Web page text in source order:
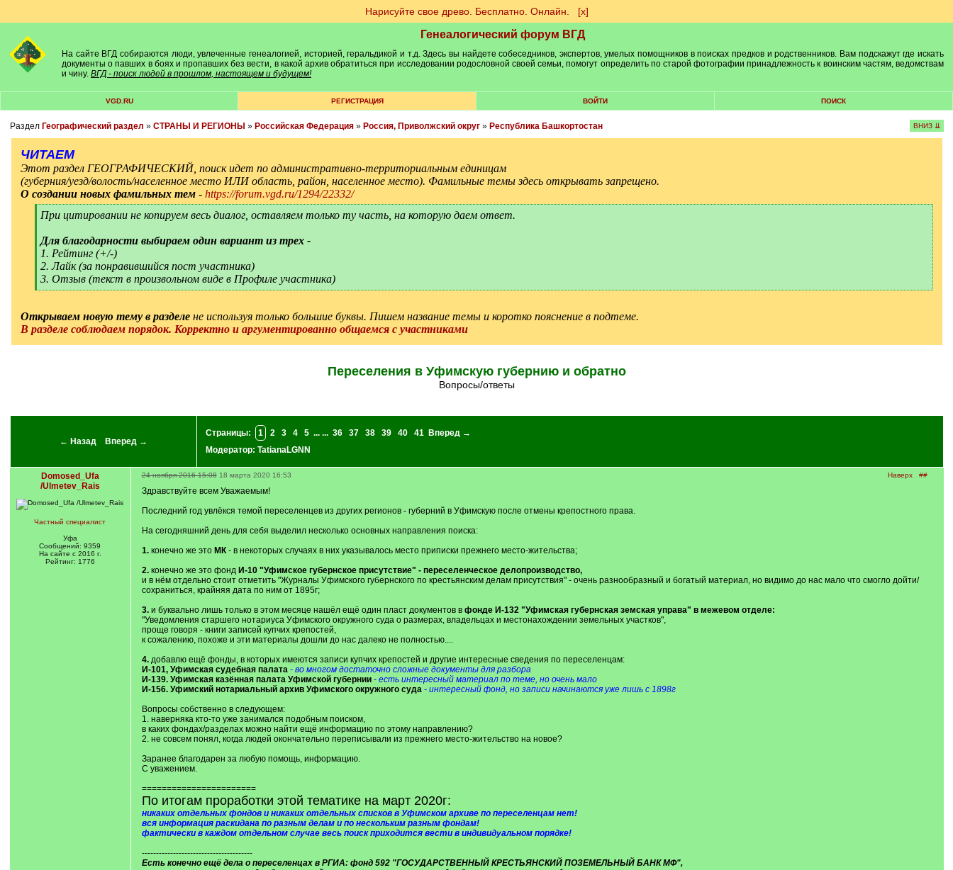
Нарисуйте свое древо. Бесплатно. Онлайн. [х]
Генеалогический форум ВГД
На сайте ВГД собираются люди, увлеченные генеалогией, историей, геральдикой и т.д. Здесь вы найдете собеседников, экспертов, умелых помощников в поисках предков и родственников. Вам подскажут где искать
документы о павших в боях и пропавших без вести, в какой архив обратиться при исследовании родословной своей семьи, помогут определить по старой фотографии принадлежность к воинским частям, ведомствам
и чину. ВГД - поиск людей в прошлом, настоящем и будущем!
VGD.RU РЕГИСТРАЦИЯ ВОЙТИ ПОИСК
Раздел Географический раздел » СТРАНЫ И РЕГИОНЫ » Российская Федерация» Россия, Приволжский округ» Республика Башкортостан ВНИЗ ⇊
ЧИТАЕМ
Этот раздел ГЕОГРАФИЧЕСКИЙ, поиск идет по административно-территориальным единицам
(губерния/уезд/волость/населенное место ИЛИ область, район, населенное место). Фамильные темы здесь открывать запрещено.
О создании новых фамильных тем- https://forum.vgd.ru/1294/22332/
[
qПри цитировании не копируем весь диалог, оставляем только ту часть, на которую даем ответ.
Для благодарности выбираем один вариант из трех -
1. Рейтинг (+/-)
2. Лайк (за понравившийся пост участника)
3. Отзыв (текст в произвольном виде в Профиле участника)
[
Открываем новую тему в разделене используя только большие буквы. Пишем название темы и коротко пояснение в подтеме.
В разделе соблюдаем порядок. Корректно и аргументированно общаемся с участниками
Переселения в Уфимскую губернию и обратно
Вопросы/ответы
← Назад Вперед →
Страницы: 1 2 3 4 5 ... ... 36 37 38 39 40 41
Вперед →
Модератор: TatianaLGNN
Domosed_Ufa
/Ulmetev_Rais
Частный специалист
Уфа
Сообщений: 9359
На сайте с 2016 г.
Рейтинг: 1776
Наверх ##
24 ноября 2016 15:08 18 марта 2020 16:53
Здравствуйте всем Уважаемым!
Последний год увлёкся темой переселенцев из других регионов - губерний в Уфимскую после отмены крепостного права.
На сегодняшний день для себя выделил несколько основных направления поиска:
1.конечно же это МК- в некоторых случаях в них указывалось место приписки прежнего место-жительства;
2.конечно же это фонд И-10 "Уфимское губернское присутствие" - переселенческое делопроизводство,
и в нём отдельно стоит отметить "Журналы Уфимского губернского по крестьянским делам присутствия" - очень разнообразный и богатый материал, но видимо до нас мало что смогло дойти/
сохраниться, крайняя дата по ним от 1895г;
3.и буквально лишь только в этом месяце нашёл ещё один пласт документов в фонде И-132 "Уфимская губернская земская управа" в межевом отделе:
"Уведомления старшего нотариуса Уфимского окружного суда о размерах, владельцах и местонахождении земельных участков",
проще говоря - книги записей купчих крепостей,
к сожалению, похоже и эти материалы дошли до нас далеко не полностью....
4.добавлю ещё фонды, в которых имеются записи купчих крепостей и другие интересные сведения по переселенцам:
И-101, Уфимская судебная палата - во многом достаточно сложные документы для разбора
И-139. Уфимская казённая палата Уфимской губернии- есть интересный материал по теме, но очень мало
И-156. Уфимский нотариальный архив Уфимского окружного суда - интересный фонд, но записи начинаются уже лишь с 1898г
Вопросы собственно в следующем:
1. наверняка кто-то уже занимался подобным поиском,
в каких фондах/разделах можно найти ещё информацию по этому направлению?
2. не совсем понял, когда людей окончательно переписывали из прежнего место-жительство на новое?
Заранее благодарен за любую помощь, информацию.
С уважением.
=======================
По итогам проработки этой тематике на март 2020г:
никаких отдельных фондов и никаких отдельных списков в Уфимском архиве по переселенцам нет!
вся информация раскидана по разным делам и по нескольким разным фондам!
фактически в каждом отдельном случае весь поиск приходится вести в индивидуальном порядке!
---------------------------------------
Есть конечно ещё дела о переселенцах в РГИА: фонд 592 "ГОСУДАРСТВЕННЫЙ КРЕСТЬЯНСКИЙ ПОЗЕМЕЛЬНЫЙ БАНК МФ",